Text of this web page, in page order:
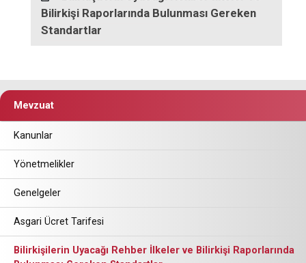
Bilirkişi Raporlarında Bulunması Gereken
Standartlar
Mevzuat
Kanunlar
Yönetmelikler
Genelgeler
Asgari Ücret Tarifesi
Bilirkişilerin Uyacağı Rehber İlkeler ve Bilirkişi Raporlarında